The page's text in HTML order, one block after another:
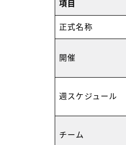
項目
正式名称
開催
週スケジュール
チーム